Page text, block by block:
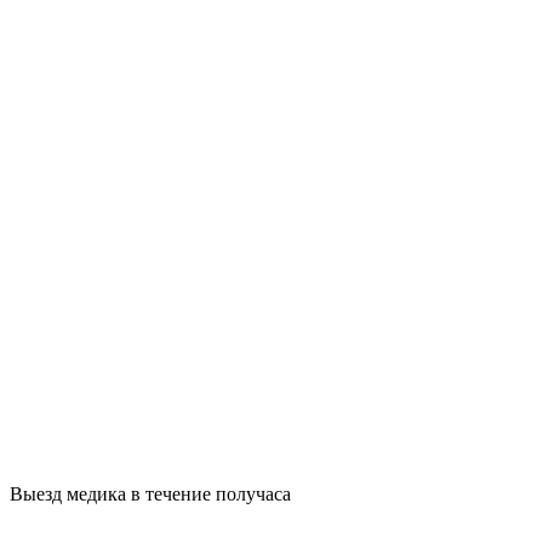
Выезд медика в течение получаса